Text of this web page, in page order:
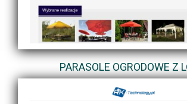
PARASOLE OGRODOWE Z